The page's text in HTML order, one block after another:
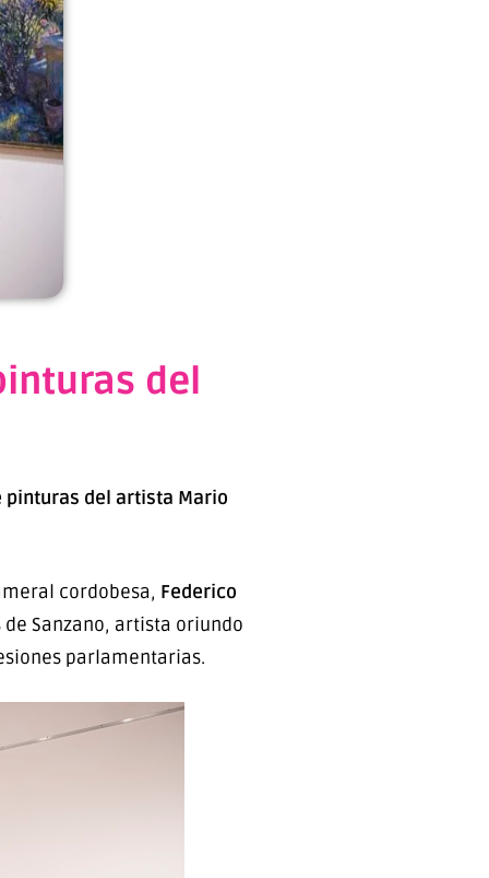
del
del artista Mario
cordobesa, Federico
Sanzano, artista oriundo
parlamentarias.